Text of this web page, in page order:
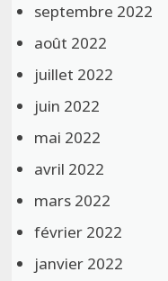
septembre 2022
août 2022
juillet 2022
juin 2022
mai 2022
avril 2022
mars 2022
février 2022
janvier 2022